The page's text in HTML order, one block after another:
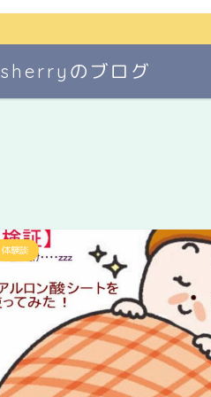
sherryのブログ
体験談